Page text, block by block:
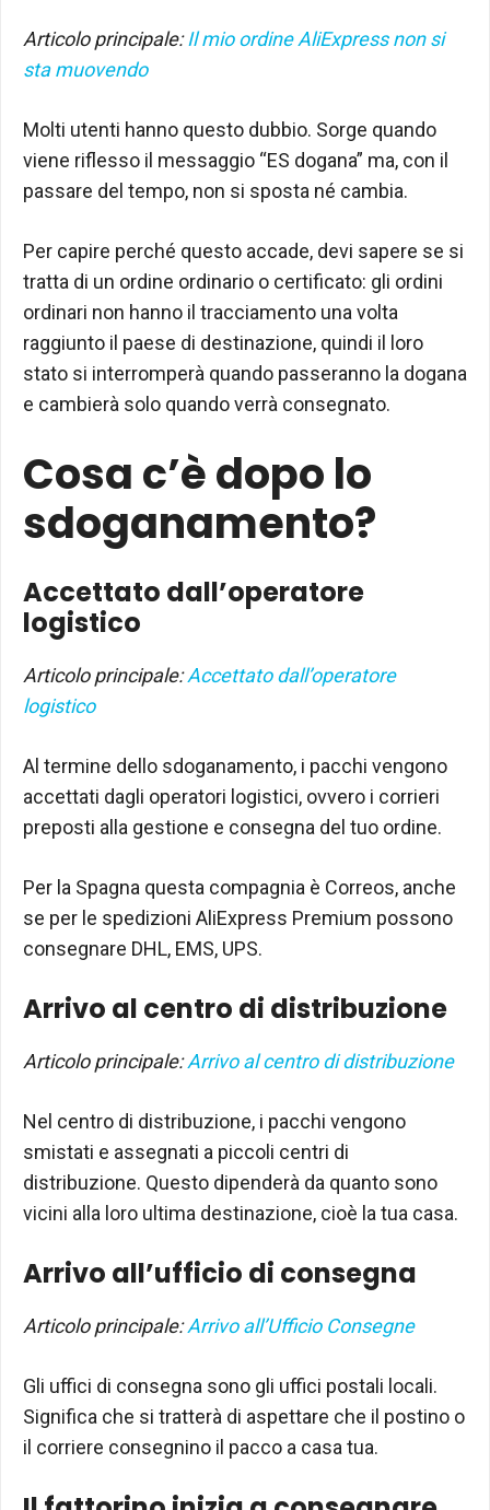
Articolo principale:Il mio ordine AliExpress non si
sta muovendo
Molti utenti hanno questo dubbio. Sorge quando
viene riflesso il messaggio “ES dogana” ma, con il
passare del tempo, non si sposta né cambia.
Per capire perché questo accade, devi sapere se si
tratta di un ordine ordinario o certificato: gli ordini
ordinari non hanno il tracciamento una volta
raggiunto il paese di destinazione, quindi il loro
stato si interromperà quando passeranno la dogana
e cambierà solo quando verrà consegnato.
Cosa c’è dopo lo
sdoganamento?
Accettato dall’operatore
logistico
Articolo principale:Accettato dall’operatore
logistico
Al termine dello sdoganamento, i pacchi vengono
accettati dagli operatori logistici, ovvero i corrieri
preposti alla gestione e consegna del tuo ordine.
Per la Spagna questa compagnia è Correos, anche
se per le spedizioni AliExpress Premium possono
consegnare DHL, EMS, UPS.
Arrivo al centro di distribuzione
Articolo principale:Arrivo al centro di distribuzione
Nel centro di distribuzione, i pacchi vengono
smistati e assegnati a piccoli centri di
distribuzione. Questo dipenderà da quanto sono
vicini alla loro ultima destinazione, cioè la tua casa.
Arrivo all’ufficio di consegna
Articolo principale:Arrivo all’Ufficio Consegne
Gli uffici di consegna sono gli uffici postali locali.
Significa che si tratterà di aspettare che il postino o
il corriere consegnino il pacco a casa tua.